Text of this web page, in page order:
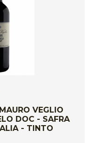
VEGLIO
DOC - SAFRA
- TINTO